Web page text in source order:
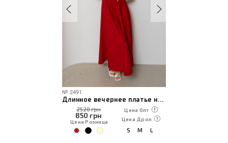
№ 2491
Длинное вечернее платье на широких бретелях
2520 грн
850 грн
Цена Розница
Цена Опт
Цена Дроп
S M L